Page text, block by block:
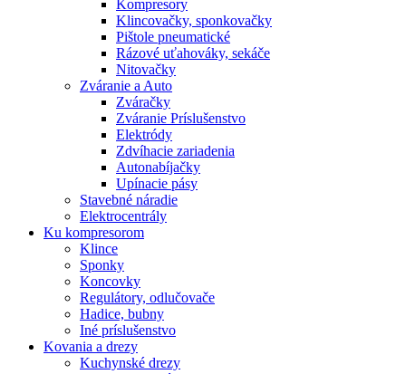
Kompresory
Klincovačky, sponkovačky
Pištole pneumatické
Rázové uťahováky, sekáče
Nitovačky
Zváranie a Auto
Zváračky
Zváranie Príslušenstvo
Elektródy
Zdvíhacie zariadenia
Autonabíjačky
Upínacie pásy
Stavebné náradie
Elektrocentrály
Ku kompresorom
Klince
Sponky
Koncovky
Regulátory, odlučovače
Hadice, bubny
Iné príslušenstvo
Kovania a drezy
Kuchynské drezy